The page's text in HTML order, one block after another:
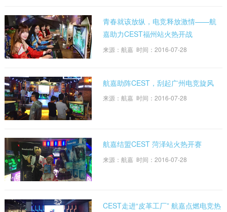
青春就该放纵，电竞释放激情——航
嘉助力CEST福州站火热开战
来源：航嘉 时间：2016-07-28
航嘉助阵CEST，刮起广州电竞旋风
来源：航嘉 时间：2016-07-28
航嘉结盟CEST 菏泽站火热开赛
来源：航嘉 时间：2016-07-28
CEST走进“皮革工厂” 航嘉点燃电竞热